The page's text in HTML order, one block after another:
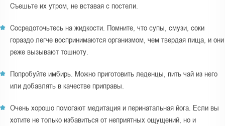
Съешьте их утром, не вставая с постели.
Сосредоточьтесь на жидкости. Помните, что супы, смузи, соки
гораздо легче воспринимаются организмом, чем твердая пища, и они
реже вызывают тошноту.
Попробуйте имбирь. Можно приготовить леденцы, пить чай из него
или добавлять в качестве приправы.
Очень хорошо помогают медитация и перинатальная йога. Если вы
хотите не только избавиться от неприятных ощущений, но и